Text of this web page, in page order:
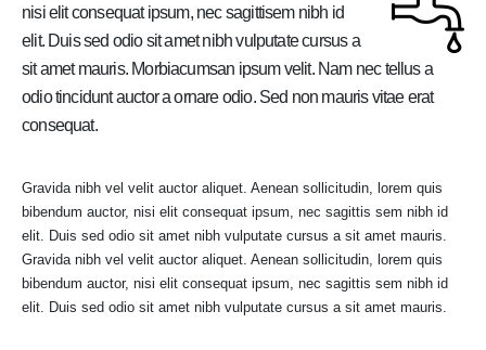
nisi elit consequat ipsum, nec sagittisem nibh id
elit. Duis sed odio sit amet nibh vulputate cursus a
sit amet mauris. Morbiacumsan ipsum velit. Nam nec tellus a
odio tincidunt auctor a ornare odio. Sed non mauris vitae erat
consequat.
Gravida nibh vel velit auctor aliquet. Aenean sollicitudin, lorem quis
bibendum auctor, nisi elit consequat ipsum, nec sagittis sem nibh id
elit. Duis sed odio sit amet nibh vulputate cursus a sit amet mauris.
Gravida nibh vel velit auctor aliquet. Aenean sollicitudin, lorem quis
bibendum auctor, nisi elit consequat ipsum, nec sagittis sem nibh id
elit. Duis sed odio sit amet nibh vulputate cursus a sit amet mauris.